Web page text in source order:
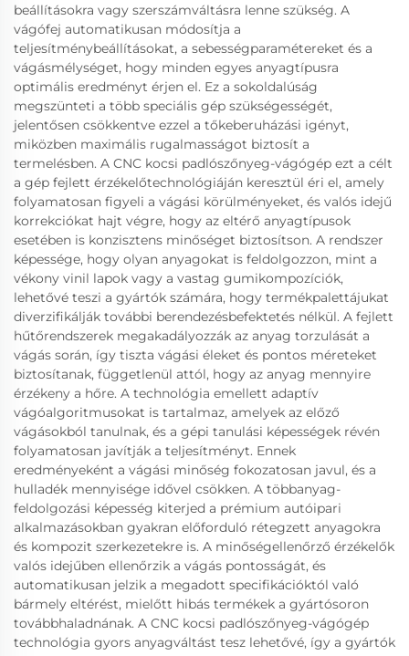
beállításokra vagy szerszámváltásra lenne szükség. A
vágófej automatikusan módosítja a
teljesítménybeállításokat, a sebességparamétereket és a
vágásmélységet, hogy minden egyes anyagtípusra
optimális eredményt érjen el. Ez a sokoldalúság
megszünteti a több speciális gép szükségességét,
jelentősen csökkentve ezzel a tőkeberuházási igényt,
miközben maximális rugalmasságot biztosít a
termelésben. A CNC kocsi padlószőnyeg-vágógép ezt a célt
a gép fejlett érzékelőtechnológiáján keresztül éri el, amely
folyamatosan figyeli a vágási körülményeket, és valós idejű
korrekciókat hajt végre, hogy az eltérő anyagtípusok
esetében is konzisztens minőséget biztosítson. A rendszer
képessége, hogy olyan anyagokat is feldolgozzon, mint a
vékony vinil lapok vagy a vastag gumikompozíciók,
lehetővé teszi a gyártók számára, hogy termékpalettájukat
diverzifikálják további berendezésbefektetés nélkül. A fejlett
hűtőrendszerek megakadályozzák az anyag torzulását a
vágás során, így tiszta vágási éleket és pontos méreteket
biztosítanak, függetlenül attól, hogy az anyag mennyire
érzékeny a hőre. A technológia emellett adaptív
vágóalgoritmusokat is tartalmaz, amelyek az előző
vágásokból tanulnak, és a gépi tanulási képességek révén
folyamatosan javítják a teljesítményt. Ennek
eredményeként a vágási minőség fokozatosan javul, és a
hulladék mennyisége idővel csökken. A többanyag-
feldolgozási képesség kiterjed a prémium autóipari
alkalmazásokban gyakran előforduló rétegzett anyagokra
és kompozit szerkezetekre is. A minőségellenőrző érzékelők
valós idejűben ellenőrzik a vágás pontosságát, és
automatikusan jelzik a megadott specifikációktól való
bármely eltérést, mielőtt hibás termékek a gyártósoron
továbbhaladnának. A CNC kocsi padlószőnyeg-vágógép
technológia gyors anyagváltást tesz lehetővé, így a gyártók